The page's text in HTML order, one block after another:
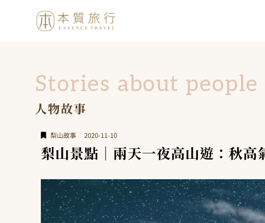
Stories about people
人物故事
梨山故事 2020-11-10
梨山景點｜兩天一夜高山遊：秋高